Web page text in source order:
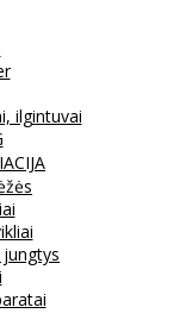
ilgintuvai
jungtys